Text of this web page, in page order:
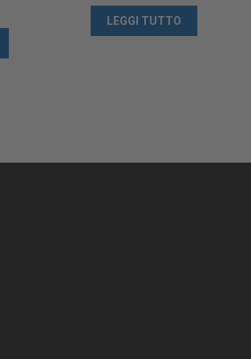
LEGGI TUTTO